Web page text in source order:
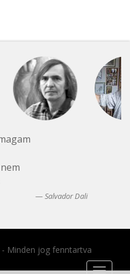
Salvador Dali
Minden jog fenntartva